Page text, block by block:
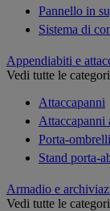
Pannello in
Sistema di
Appendiabiti e
Vedi tutte le
Attaccapanni
Attaccapanni
Porta-ombrelli
Stand porta-
Armadio e
Vedi tutte le